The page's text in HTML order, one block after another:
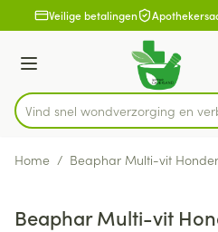
Ga naar de inhoud
1 van 1Veilige betalingen
Menu
Product, merk, categorie...
Vind snel wondverzorging
Home / Beaphar Multi-vit
Beaphar Multi-vit